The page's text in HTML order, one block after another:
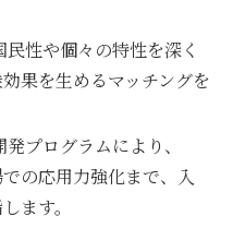
民性や個々の特性を深く
果を生めるマッチングを
プログラムにより、
の応用力強化まで、入
ます。